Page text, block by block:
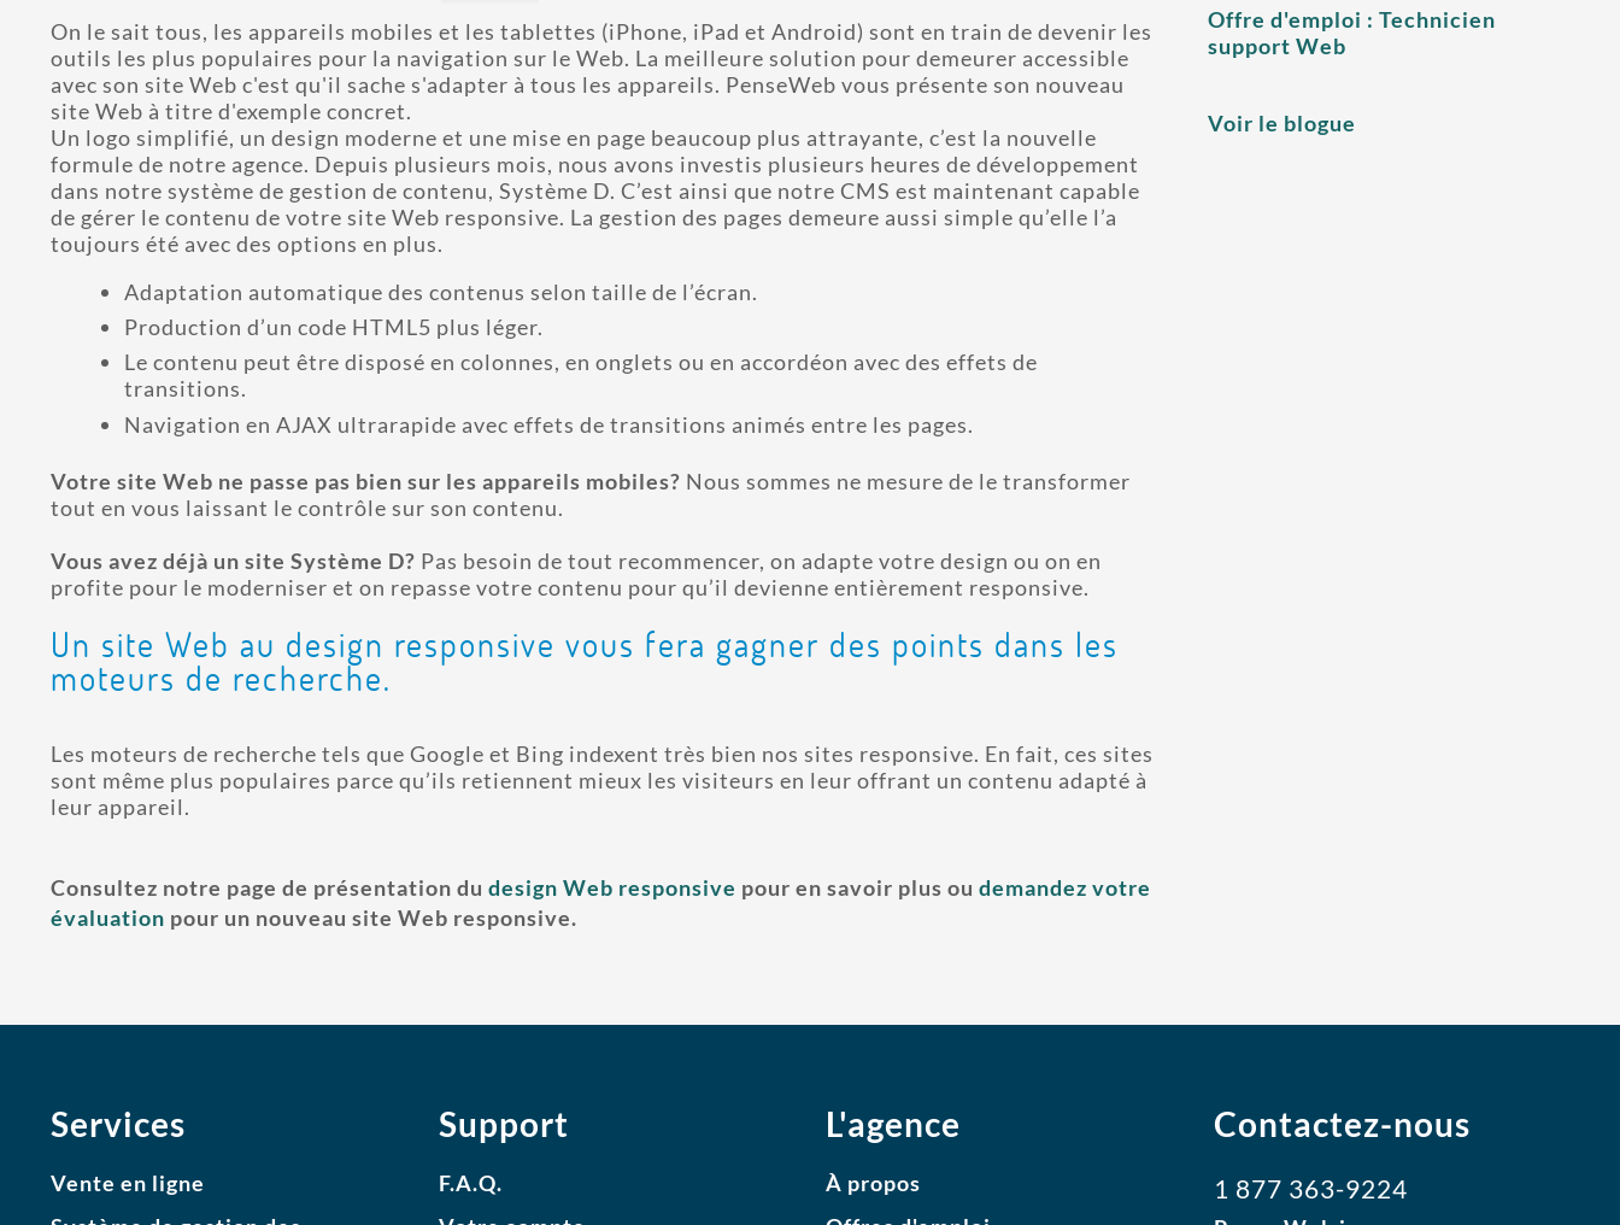
On le sait tous, les appareils mobiles et les tablettes (iPhone, iPad et Android) sont en train de devenir les
outils les plus populaires pour la navigation sur le Web. La meilleure solution pour demeurer accessible
avec son site Web c'est qu'il sache s'adapter à tous les appareils. PenseWeb vous présente son nouveau
site Web à titre d'exemple concret.
Un logo simplifié, un design moderne et une mise en page beaucoup plus attrayante, c’est la nouvelle
formule de notre agence. Depuis plusieurs mois, nous avons investis plusieurs heures de développement
dans notre système de gestion de contenu, Système D. C’est ainsi que notre CMS est maintenant capable
de gérer le contenu de votre site Web responsive. La gestion des pages demeure aussi simple qu’elle l’a
toujours été avec des options en plus.
Adaptation automatique des contenus selon taille de l’écran.
Production d’un code HTML5 plus léger.
Le contenu peut être disposé en colonnes, en onglets ou en accordéon avec des effets de
transitions.
Navigation en AJAX ultrarapide avec effets de transitions animés entre les pages.
Votre site Web ne passe pas bien sur les appareils mobiles? Nous sommes ne mesure de le transformer
tout en vous laissant le contrôle sur son contenu.
Vous avez déjà un site Système D? Pas besoin de tout recommencer, on adapte votre design ou on en
profite pour le moderniser et on repasse votre contenu pour qu’il devienne entièrement responsive.
Un site Web au design responsive vous fera gagner des points dans les
moteurs de recherche.
Les moteurs de recherche tels que Google et Bing indexent très bien nos sites responsive. En fait, ces sites
sont même plus populaires parce qu’ils retiennent mieux les visiteurs en leur offrant un contenu adapté à
leur appareil.
Consultez notre page de présentation du design Web responsive pour en savoir plus ou demandez votre
évaluation pour un nouveau site Web responsive.
Offre d'emploi : Technicien
support Web
Voir le blogue
Services
Vente en ligne
Support
F.A.Q.
L'agence
À propos
Contactez-nous
1 877 363-9224